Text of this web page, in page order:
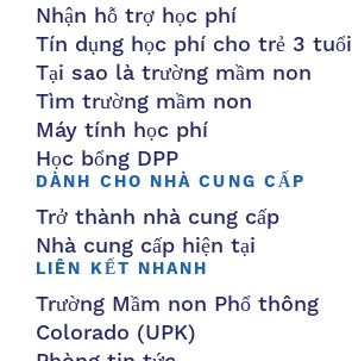
Nhận hỗ trợ học phí
Tín dụng học phí cho trẻ 3 tuổi
Tại sao là trường mầm non
Tìm trường mầm non
Máy tính học phí
Học bổng DPP
DÀNH CHO NHÀ CUNG CẤP
Trở thành nhà cung cấp
Nhà cung cấp hiện tại
LIÊN KẾT NHANH
Trường Mầm non Phổ thông
Colorado (UPK)